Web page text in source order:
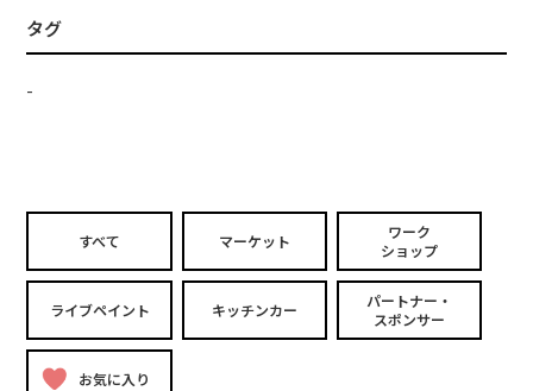
タグ
-
すべて マーケット
ワーク
ショップ
ライブペイント キッチンカー
パートナー・
スポンサー
お気に入り